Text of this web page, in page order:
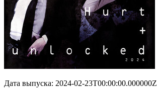
Дата выпуска: 2024-02-23T00:00:00.000000Z